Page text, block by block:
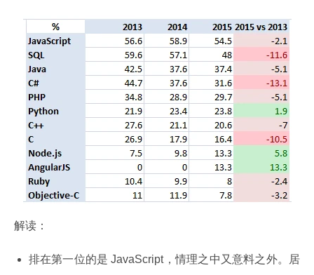
解读：
排在第一位的是 JavaScript，情理之中又意料之外。居